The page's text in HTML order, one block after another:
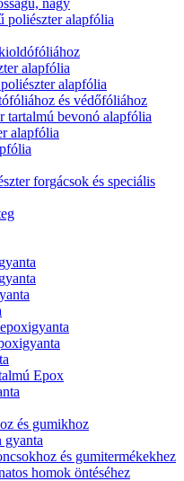
nagy
poliészter alapfólia
alapfólia
alapfólia
és védőfóliához
tartalmú bevonó alapfólia
alapfólia
forgácsok és speciális
Epox
és gumikhoz
és gumitermékekhez
homok öntéséhez